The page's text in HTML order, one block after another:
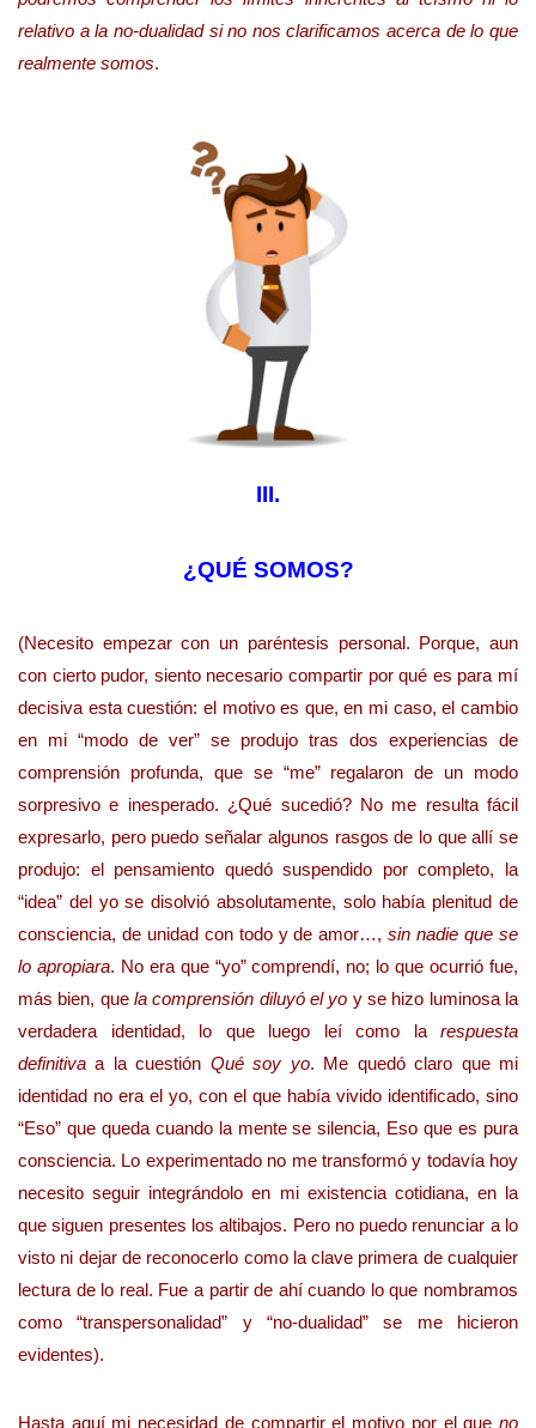
relativo a la no-dualidad si no nos clarificamos acerca de lo que
realmente somos.
III.
¿QUÉ SOMOS?
(Necesito empezar con un paréntesis personal. Porque, aun
con cierto pudor, siento necesario compartir por qué es para mí
decisiva esta cuestión: el motivo es que, en mi caso, el cambio
en mi “modo de ver” se produjo tras dos experiencias de
comprensión profunda, que se “me” regalaron de un modo
sorpresivo e inesperado. ¿Qué sucedió? No me resulta fácil
expresarlo, pero puedo señalar algunos rasgos de lo que allí se
produjo: el pensamiento quedó suspendido por completo, la
“idea” del yo se disolvió absolutamente, solo había plenitud de
consciencia, de unidad con todo y de amor…,sin nadie que se
lo apropiara. No era que “yo” comprendí, no; lo que ocurrió fue,
más bien, que la comprensión diluyó el yo y se hizo luminosa la
verdadera identidad, lo que luego leí como la respuesta
definitiva a la cuestión Qué soy yo. Me quedó claro que mi
identidad no era el yo, con el que había vivido identificado, sino
“Eso” que queda cuando la mente se silencia, Eso que es pura
consciencia. Lo experimentado no me transformó y todavía hoy
necesito seguir integrándolo en mi existencia cotidiana, en la
que siguen presentes los altibajos. Pero no puedo renunciar a lo
visto ni dejar de reconocerlo como la clave primera de cualquier
lectura de lo real. Fue a partir de ahí cuando lo que nombramos
como “transpersonalidad” y “no-dualidad” se me hicieron
evidentes).
Hasta aquí mi necesidad de compartir el motivo por el que no